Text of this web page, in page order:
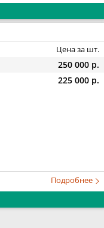
Цена за шт.
250 000 р.
225 000 р.
Подробнее